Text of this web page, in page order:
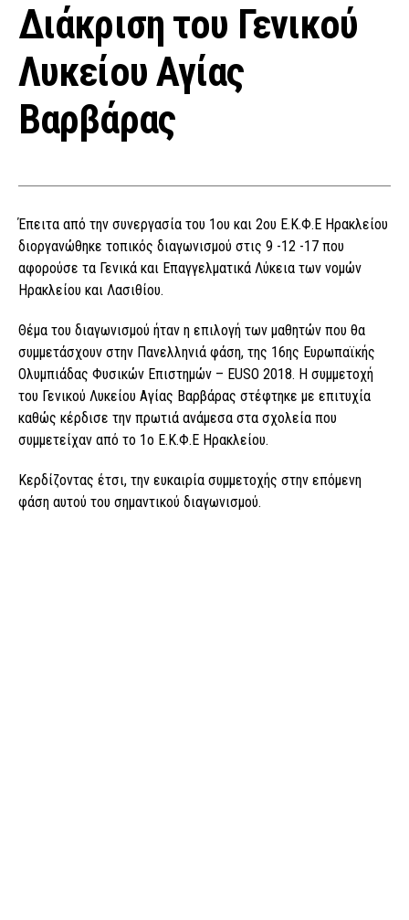
Διάκριση του Γενικού
Λυκείου Αγίας
Βαρβάρας
Έπειτα από την συνεργασία του 1ου και 2ου Ε.Κ.Φ.Ε Ηρακλείου
διοργανώθηκε τοπικός διαγωνισμού στις 9 -12 -17 που
αφορούσε τα Γενικά και Επαγγελματικά Λύκεια των νομών
Ηρακλείου και Λασιθίου.
Θέμα του διαγωνισμού ήταν η επιλογή των μαθητών που θα
συμμετάσχουν στην Πανελληνιά φάση, της 16ης Ευρωπαϊκής
Ολυμπιάδας Φυσικών Επιστημών – EUSO 2018. Η συμμετοχή
του Γενικού Λυκείου Αγίας Βαρβάρας στέφτηκε με επιτυχία
καθώς κέρδισε την πρωτιά ανάμεσα στα σχολεία που
συμμετείχαν από το 1ο Ε.Κ.Φ.Ε Ηρακλείου.
Κερδίζοντας έτσι, την ευκαιρία συμμετοχής στην επόμενη
φάση αυτού του σημαντικού διαγωνισμού.